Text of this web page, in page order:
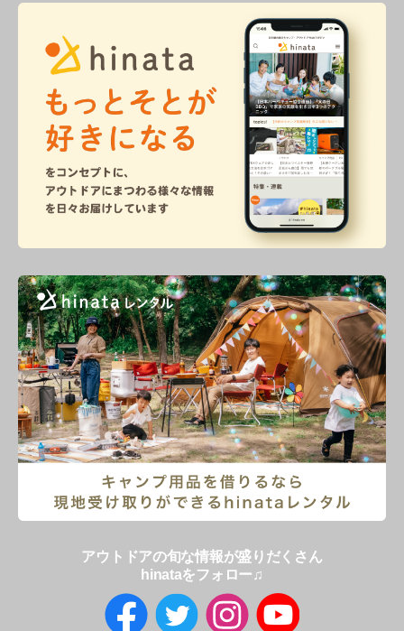
アウトドアの旬な情報が盛りだくさん
hinataをフォロー♫